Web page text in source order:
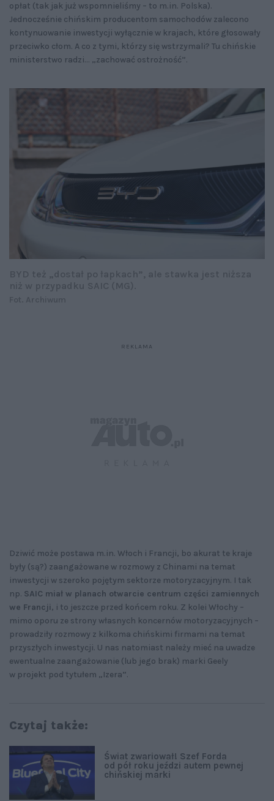
opłat (tak jak już wspomnieliśmy – to m.in. Polska).
Jednocześnie chińskim producentom samochodów zalecono
kontynuowanie inwestycji wyłącznie w krajach, które głosowały
przeciwko cłom. A co z tymi, którzy się wstrzymali? Tu chińskie
ministerstwo radzi… „zachować ostrożność”.
Dziwić może postawa m.in. Włoch i Francji, bo akurat te kraje
były (są?) zaangażowane w rozmowy z Chinami na temat
inwestycji w szeroko pojętym sektorze motoryzacyjnym. I tak
np. SAIC miał w planach otwarcie centrum części zamiennych
we Francji, i to jeszcze przed końcem roku. Z kolei Włochy –
mimo oporu ze strony własnych koncernów motoryzacyjnych –
prowadziły rozmowy z kilkoma chińskimi firmami na temat
przyszłych inwestycji. U nas natomiast należy mieć na uwadze
ewentualne zaangażowanie (lub jego brak) marki Geely
w projekt pod tytułem „Izera”.
Czytaj także:
Świat zwariował! Szef Forda
od pół roku jeździ autem pewnej
chińskiej marki